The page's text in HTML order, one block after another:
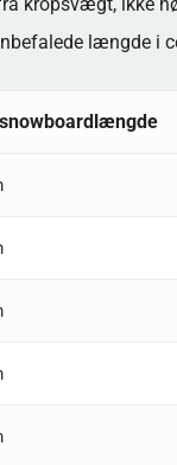
længde i